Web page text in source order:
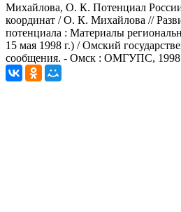
Михайлова, О. К. Потенциал
координат / О. К. Михайлова //
потенциала : Материалы
15 мая 1998 г.) / Омский
сообщения. - Омск : ОМГУПС,